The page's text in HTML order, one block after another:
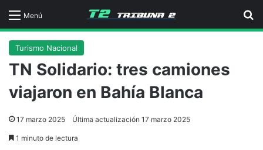
Menú
Turismo Nacional
TN Solidario: tres camiones
viajaron en Bahía Blanca
17 marzo 2025 Última actualización 17 marzo 2025
1 minuto de lectura